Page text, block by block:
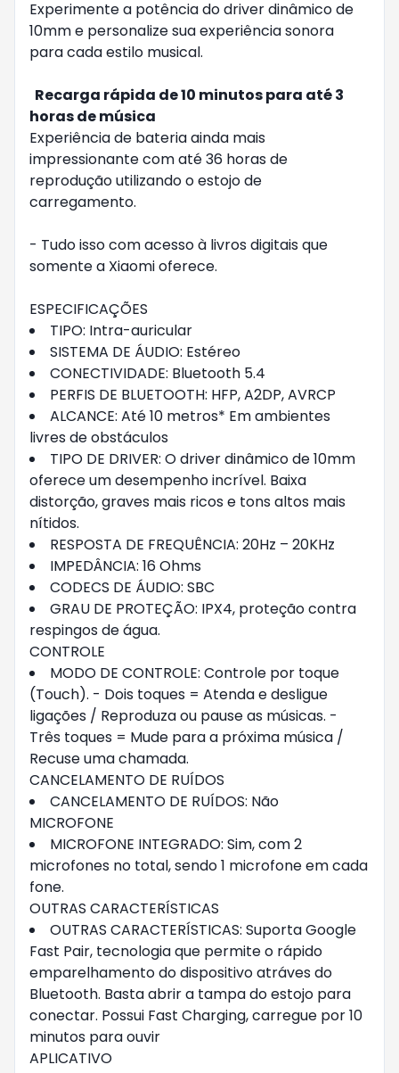
Experimente a potência do driver dinâmico de
10mm e personalize sua experiência sonora
para cada estilo musical.
Recarga rápida de 10 minutos para até 3
horas de música
Experiência de bateria ainda mais
impressionante com até 36 horas de
reprodução utilizando o estojo de
carregamento.
- Tudo isso com acesso à livros digitais que
somente a Xiaomi oferece.
ESPECIFICAÇÕES
TIPO: Intra-auricular
SISTEMA DE ÁUDIO: Estéreo
CONECTIVIDADE: Bluetooth 5.4
PERFIS DE BLUETOOTH: HFP, A2DP, AVRCP
ALCANCE: Até 10 metros* Em ambientes
livres de obstáculos
TIPO DE DRIVER: O driver dinâmico de 10mm
oferece um desempenho incrível. Baixa
distorção, graves mais ricos e tons altos mais
nítidos.
RESPOSTA DE FREQUÊNCIA: 20Hz – 20KHz
IMPEDÂNCIA: 16 Ohms
CODECS DE ÁUDIO: SBC
GRAU DE PROTEÇÃO: IPX4, proteção contra
respingos de água.
CONTROLE
MODO DE CONTROLE: Controle por toque
(Touch). - Dois toques = Atenda e desligue
ligações / Reproduza ou pause as músicas. -
Três toques = Mude para a próxima música /
Recuse uma chamada.
CANCELAMENTO DE RUÍDOS
CANCELAMENTO DE RUÍDOS: Não
MICROFONE
MICROFONE INTEGRADO: Sim, com 2
microfones no total, sendo 1 microfone em cada
fone.
OUTRAS CARACTERÍSTICAS
OUTRAS CARACTERÍSTICAS: Suporta Google
Fast Pair, tecnologia que permite o rápido
emparelhamento do dispositivo atráves do
Bluetooth. Basta abrir a tampa do estojo para
conectar. Possui Fast Charging, carregue por 10
minutos para ouvir
APLICATIVO